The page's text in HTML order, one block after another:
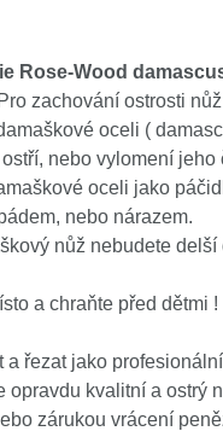
Rose-Wood
zachování ostrosti
oceli (
nebo vylomení jeho
oceli jako
nebo nárazem.
nůž nebudete
a chraňte před dětmi !
a řezat jako
opravdu kvalitní a
zárukou vrácení